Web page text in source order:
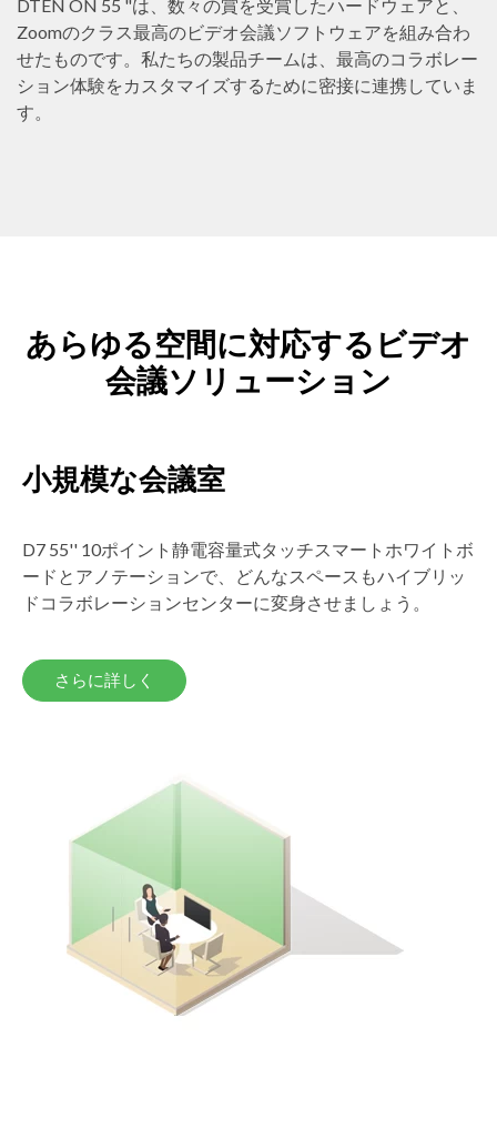
DTEN ON 55 "は、数々の賞を受賞したハードウェアと、
Zoomのクラス最高のビデオ会議ソフトウェアを組み合わ
せたものです。私たちの製品チームは、最高のコラボレー
ション体験をカスタマイズするために密接に連携していま
す。
あらゆる空間に対応するビデオ
会議ソリューション
小規模な会議室
D7 55'' 10ポイント静電容量式タッチスマートホワイトボ
ードとアノテーションで、どんなスペースもハイブリッ
ドコラボレーションセンターに変身させましょう。
さらに詳しく